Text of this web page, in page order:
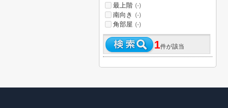
最上階 (-)
南向き (-)
角部屋 (-)
1件が該当